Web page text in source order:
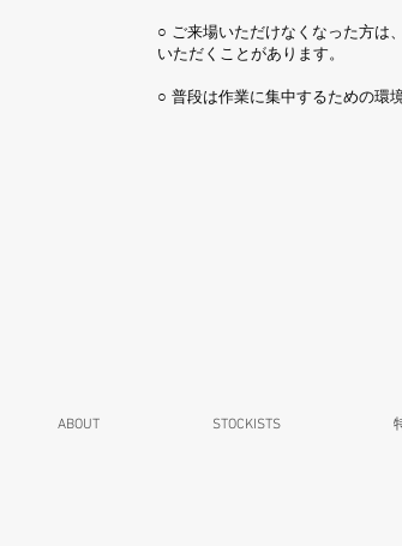
○ ご来場いただけなくなった方は
いただくことがあります。
○ 普段は作業に集中するための環
ABOUT STOCKISTS